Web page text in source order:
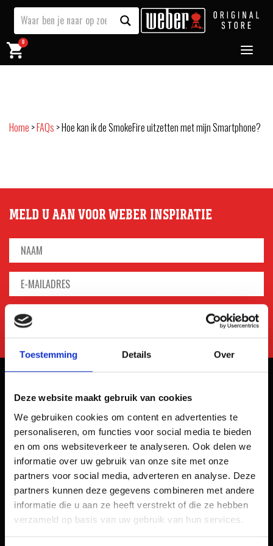
Toestemming Details Over
Deze website maakt gebruik van cookies
We gebruiken cookies om content en advertenties te
personaliseren, om functies voor social media te bieden
en om ons websiteverkeer te analyseren. Ook delen we
informatie over uw gebruik van onze site met onze
partners voor social media, adverteren en analyse. Deze
partners kunnen deze gegevens combineren met andere
informatie die u aan ze heeft verstrekt of die ze hebben
verzameld op basis van uw gebruik van hun services.
0
Home >FAQs >Hoe kan ik de SmokeFire uitzetten met mijn Smartphone?
MELD U AAN VOOR WEBER INSPIRATIE
Kaliumweg 10a